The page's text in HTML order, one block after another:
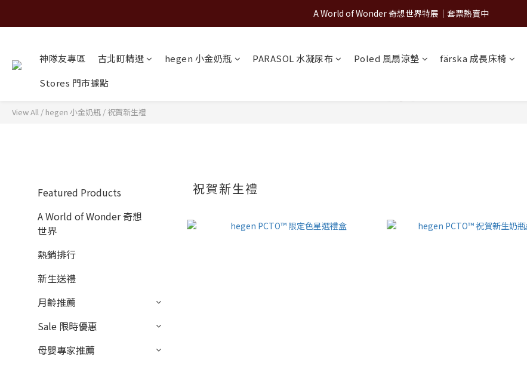
A World of Wonder 奇想世界特展｜套票熱賣中
A World of Wonder 奇想世界特展｜套票熱賣中
A World of Wonder 奇想世界特展｜套票熱賣中
神隊友專區 古北町精選 hegen 小金奶瓶 PARASOL 水凝尿布 Poled 風扇涼墊 färska 成長床椅
Stores 門市據點
View All / hegen 小金奶瓶 /祝賀新生禮
Featured Products
A World of Wonder 奇想
世界
熱銷排行
新生送禮
月齡推薦
Sale 限時優惠
母嬰專家推薦
祝賀新生禮